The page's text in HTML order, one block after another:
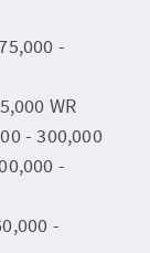
-
WR
- 300,000
-
-